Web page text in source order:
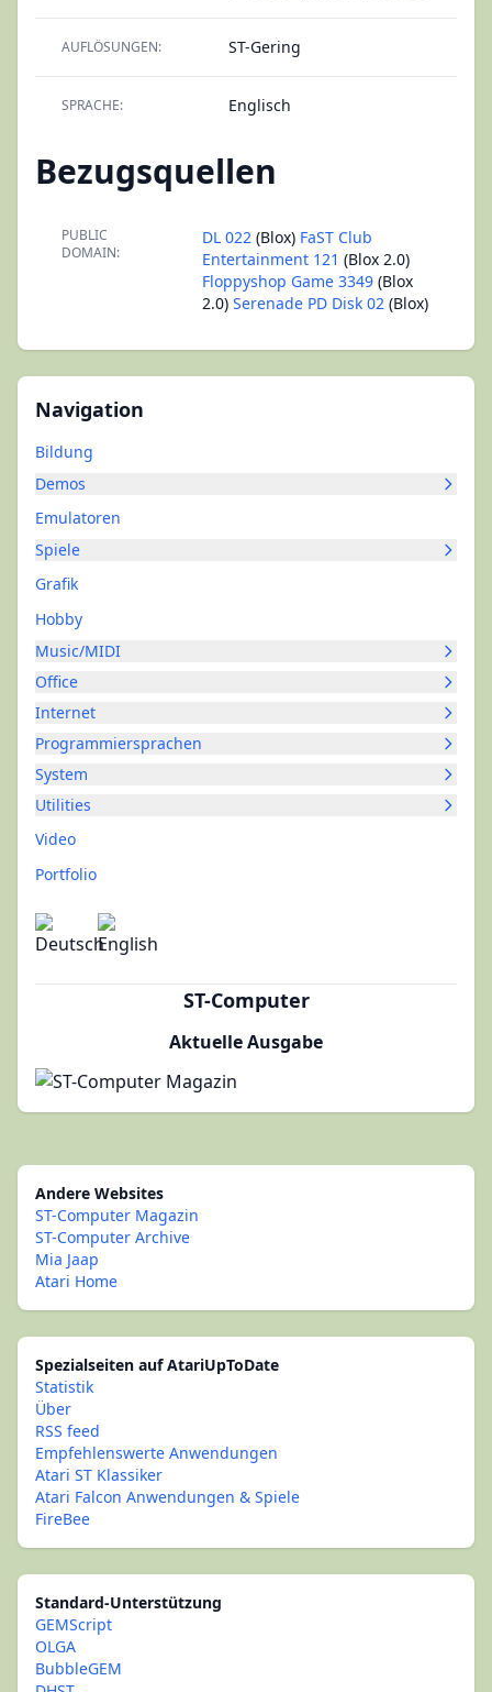
Navigation
Bildung
Demos
Emulatoren
Spiele
Grafik
Hobby
Music/MIDI
Office
Internet
Programmiersprachen
System
Utilities
Video
Portfolio
ST-Computer
Aktuelle Ausgabe
AUFLÖSUNGEN: ST-Gering
SPRACHE: Englisch
Bezugsquellen
PUBLIC
DOMAIN:
DL 022 (Blox) FaST Club
Entertainment 121 (Blox 2.0)
Floppyshop Game 3349 (Blox
2.0) Serenade PD Disk 02 (Blox)
Andere Websites
ST-Computer Magazin
ST-Computer Archive
Mia Jaap
Atari Home
Spezialseiten auf AtariUpToDate
Statistik
Über
RSS feed
Empfehlenswerte Anwendungen
Atari ST Klassiker
Atari Falcon Anwendungen & Spiele
FireBee
Standard-Unterstützung
GEMScript
OLGA
BubbleGEM